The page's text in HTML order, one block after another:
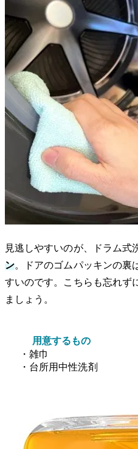
見逃しやすいのが、ドラム式
ン。ドアのゴムパッキンの裏
すいのです。こちらも忘れず
ましょう。
用意するもの
・雑巾
・台所用中性洗剤